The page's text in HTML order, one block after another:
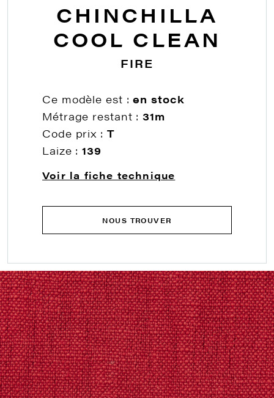
CHINCHILLA
COOL CLEAN
FIRE
Ce modèle est :en stock
Métrage restant :31m
Code prix : T
Laize :139
Voir la fiche technique
NOUS TROUVER